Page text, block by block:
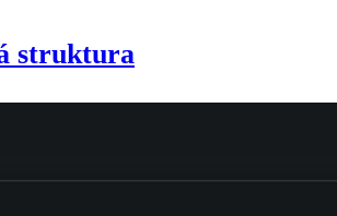
struktura